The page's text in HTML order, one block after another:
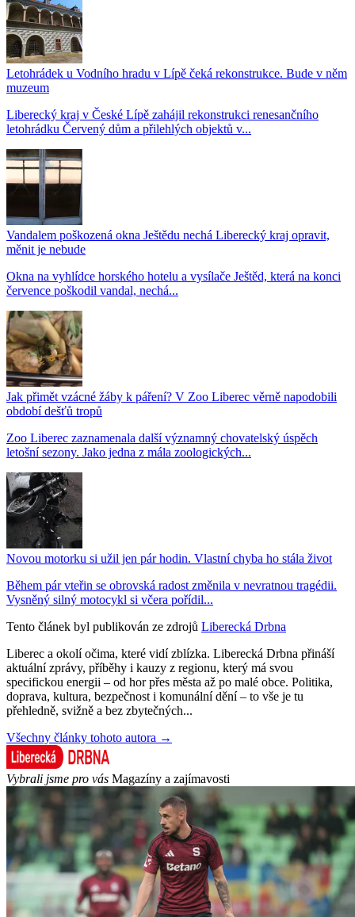
Letohrádek u Vodního hradu v Lípě čeká rekonstrukce. Bude v něm
muzeum
Liberecký kraj v České Lípě zahájil rekonstrukci renesančního
letohrádku Červený dům a přilehlých objektů v...
Vandalem poškozená okna Ještědu nechá Liberecký kraj opravit,
měnit je nebude
Okna na vyhlídce horského hotelu a vysílače Ještěd, která na konci
července poškodil vandal, nechá...
Jak přimět vzácné žáby k páření? V Zoo Liberec věrně napodobili
období dešťů tropů
Zoo Liberec zaznamenala další významný chovatelský úspěch
letošní sezony. Jako jedna z mála zoologických...
Novou motorku si užil jen pár hodin. Vlastní chyba ho stála život
Během pár vteřin se obrovská radost změnila v nevratnou tragédii.
Vysněný silný motocykl si včera pořídil...
Tento článek byl publikován ze zdrojů Liberecká Drbna
Liberec a okolí očima, které vidí zblízka. Liberecká Drbna přináší
aktuální zprávy, příběhy i kauzy z regionu, který má svou
specifickou energii – od hor přes města až po malé obce. Politika,
doprava, kultura, bezpečnost i komunální dění – to vše je tu
přehledně, svižně a bez zbytečných...
Všechny články tohoto autora →
Vybrali jsme pro vás Magazíny a zajímavosti